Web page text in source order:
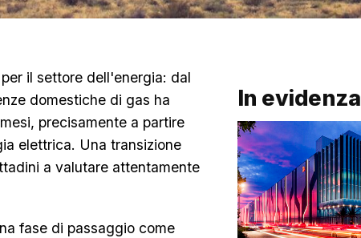
il settore dell'energia: dal
domestiche di gas ha
precisamente a partire
elettrica. Una transizione
a valutare attentamente
fase di passaggio come
In evidenza